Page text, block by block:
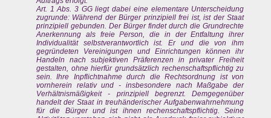
Art. 1 Abs. 3 GG liegt dabei eine elementare Unterscheidung
zugrunde: Während der Bürger prinzipiell frei ist, ist der Staat
prinzipiell gebunden. Der Bürger findet durch die Grundrechte
Anerkennung als freie Person, die in der Entfaltung ihrer
Individualität selbstverantwortlich ist. Er und die von ihm
gegründeten Vereinigungen und Einrichtungen können ihr
Handeln nach subjektiven Präferenzen in privater Freiheit
gestalten, ohne hierfür grundsätzlich rechenschaftspflichtig zu
sein. Ihre Inpflichtnahme durch die Rechtsordnung ist von
vornherein relativ und - insbesondere nach Maßgabe der
Verhältnismäßigkeit - prinzipiell begrenzt. Demgegenüber
handelt der Staat in treuhänderischer Aufgabenwahrnehmung
für die Bürger und ist ihnen rechenschaftspflichtig. Seine